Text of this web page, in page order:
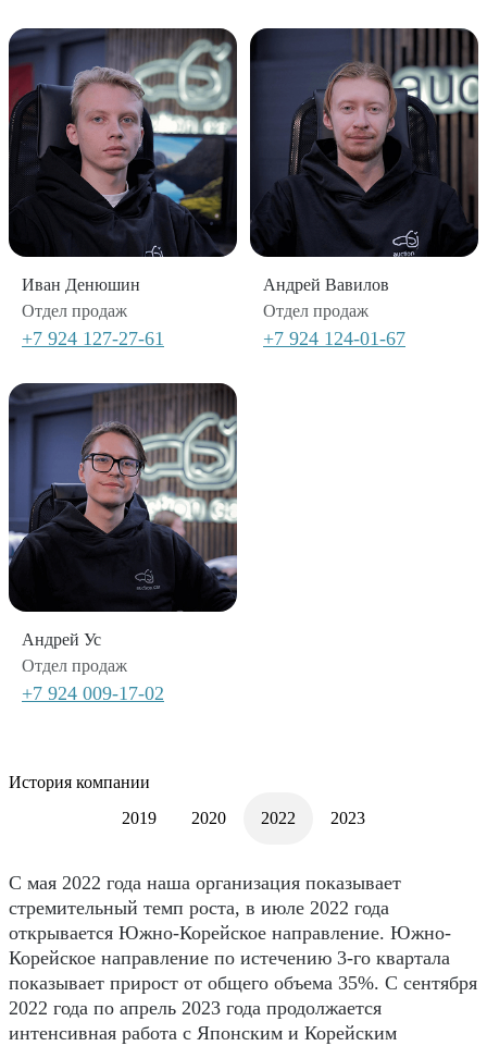
Иван Денюшин
Отдел продаж
+7 924 127-27-61
Андрей Вавилов
Отдел продаж
+7 924 124-01-67
Андрей Ус
Отдел продаж
+7 924 009-17-02
История компании
2019
2020 2022 2023
C мая 2022 года наша организация показывает
стремительный темп роста, в июле 2022 года
открывается Южно-Корейское направление. Южно-
Корейское направление по истечению 3-го квартала
показывает прирост от общего объема 35%. С сентября
2022 года по апрель 2023 года продолжается
интенсивная работа с Японским и Корейским